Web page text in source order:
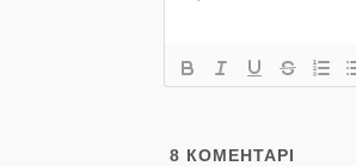
8 КОМЕНТАРІ